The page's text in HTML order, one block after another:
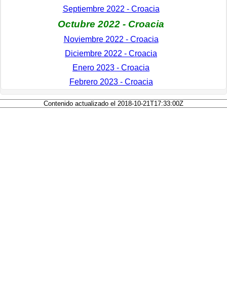
Septiembre 2022 - Croacia
Octubre 2022 - Croacia
Noviembre 2022 - Croacia
Diciembre 2022 - Croacia
Enero 2023 - Croacia
Febrero 2023 - Croacia
Contenido actualizado el 2018-10-21T17:33:00Z